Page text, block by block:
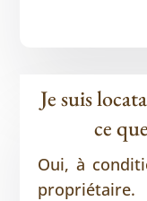
Je suis
ce
Oui, à
propriétaire.